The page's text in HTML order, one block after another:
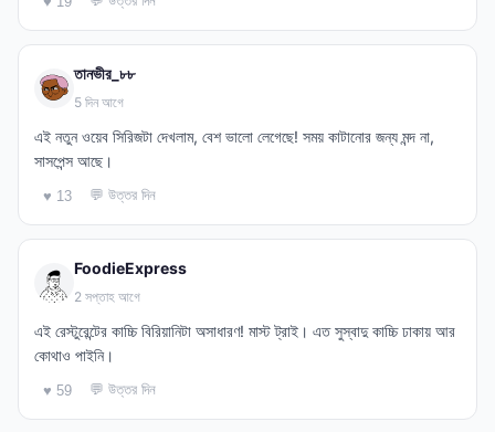
তানভীর_৮৮
5 দিন আগে
এই নতুন ওয়েব সিরিজটা দেখলাম, বেশ ভালো লেগেছে! সময় কাটানোর জন্য মন্দ না,
সাসপেন্স আছে।
♥ 13 💬 উত্তর দিন
FoodieExpress
2 সপ্তাহ আগে
এই রেস্টুরেন্টের কাচ্চি বিরিয়ানিটা অসাধারণ! মাস্ট ট্রাই। এত সুস্বাদু কাচ্চি ঢাকায় আর
কোথাও পাইনি।
♥ 59 💬 উত্তর দিন